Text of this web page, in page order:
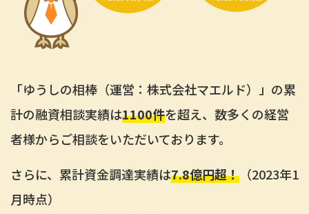
「ゆうしの相棒（運営：株式会社マエルド）」の累
計の融資相談実績は1100件を超え、数多くの経営
者様からご相談をいただいております。
さらに、累計資金調達実績は7.8億円超！ （2023年1
月時点）